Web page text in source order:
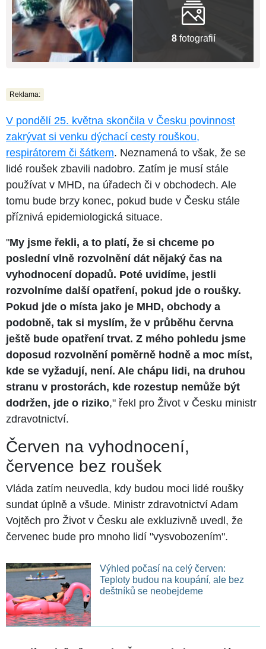
8fotografií
Reklama:
V pondělí 25. května skončila v Česku povinnost
zakrývat si venku dýchací cesty rouškou,
respirátorem či šátkem. Neznamená to však, že se
lidé roušek zbavili nadobro. Zatím je musí stále
používat v MHD, na úřadech či v obchodech. Ale
tomu bude brzy konec, pokud bude v Česku stále
příznivá epidemiologická situace.
"My jsme řekli, a to platí, že si chceme po
poslední vlně rozvolnění dát nějaký čas na
vyhodnocení dopadů. Poté uvidíme, jestli
rozvolníme další opatření, pokud jde o roušky.
Pokud jde o místa jako je MHD, obchody a
podobně, tak si myslím, že v průběhu června
ještě bude opatření trvat. Z mého pohledu jsme
doposud rozvolnění poměrně hodně a moc míst,
kde se vyžadují, není. Ale chápu lidi, na druhou
stranu v prostorách, kde rozestup nemůže být
dodržen, jde o riziko," řekl pro Život v Česku ministr
zdravotnictví.
Červen na vyhodnocení,
července bez roušek
Vláda zatím neuvedla, kdy budou moci lidé roušky
sundat úplně a všude. Ministr zdravotnictví Adam
Vojtěch pro Život v Česku ale exkluzivně uvedl, že
červenec bude pro mnoho lidí "vysvobozením".
Výhled počasí na celý červen:
Teploty budou na koupání, ale bez
deštníků se neobejdeme